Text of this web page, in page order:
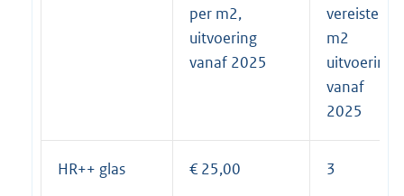
per m2,
uitvoering
vanaf 2025
vereiste
m2
uitvoering
vanaf
2025
HR++ glas € 25,00 3